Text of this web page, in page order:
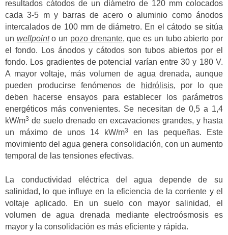
resultados cátodos de un diámetro de 120 mm colocados
cada 3-5 m y barras de acero o aluminio como ánodos
intercalados de 100 mm de diámetro. En el cátodo se sitúa
un wellpointo un pozo drenante, que es un tubo abierto por
el fondo. Los ánodos y cátodos son tubos abiertos por el
fondo. Los gradientes de potencial varían entre 30 y 180 V.
A mayor voltaje, más volumen de agua drenada, aunque
pueden producirse fenómenos de
hidrólisis, por lo que
deben hacerse ensayos para establecer los parámetros
energéticos más convenientes. Se necesitan de 0,5 a 1,4
kW/m3 de suelo drenado en excavaciones grandes, y hasta
un máximo de unos 14 kW/m3
en las pequeñas. Este
movimiento del agua genera consolidación, con un aumento
temporal de las tensiones efectivas.
La conductividad eléctrica del agua depende de su
salinidad, lo que influye en la eficiencia de la corriente y el
voltaje aplicado. En un suelo con mayor salinidad, el
volumen de agua drenada mediante electroósmosis es
mayor y la consolidación es más eficiente y rápida.